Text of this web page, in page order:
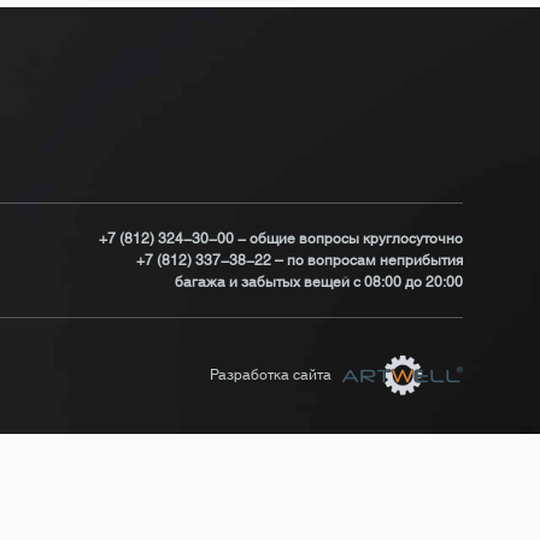
+7 (812) 324-30-00 - общие вопросы круглосуточно
+7 (812) 337-38-22 – по вопросам неприбытия
багажа и забытых вещей с 08:00 до 20:00
Разработка сайта